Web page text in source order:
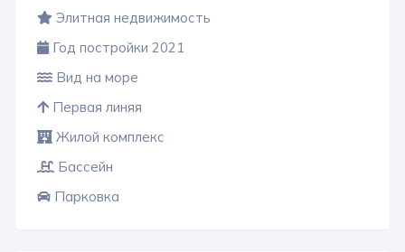
Элитная недвижимость
Год постройки 2021
Вид на море
Первая линяя
Жилой комплекс
Бассейн
Парковка